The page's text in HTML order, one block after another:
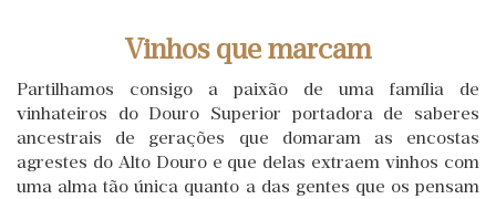
Vinhos que marcam
Partilhamos consigo a paixão de uma família de
vinhateiros do Douro Superior portadora de saberes
ancestrais de gerações que domaram as encostas
agrestes do Alto Douro e que delas extraem vinhos com
uma alma tão única quanto a das gentes que os pensam